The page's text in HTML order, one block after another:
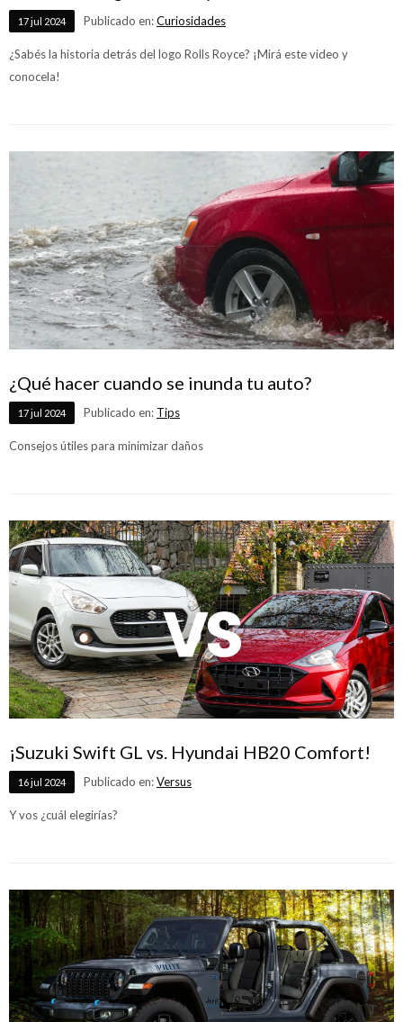
17jul 2024 Publicado en:Curiosidades
¿Sabés la historia detrás del logo Rolls Royce? ¡Mirá este video y
conocela!
¿Qué hacer cuando se inunda tu auto?
17jul 2024 Publicado en: Tips
Consejos útiles para minimizar daños
¡Suzuki Swift GL vs. Hyundai HB20 Comfort!
16jul 2024 Publicado en:Versus
Y vos ¿cuál elegirías?